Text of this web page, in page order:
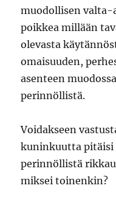
muodollisen valta-
poikkea millään
olevasta
omaisuuden,
asenteen
perinnöllistä.
Voidakseen
kuninkuutta pitäisi
perinnöllistä
miksei toinenkin?